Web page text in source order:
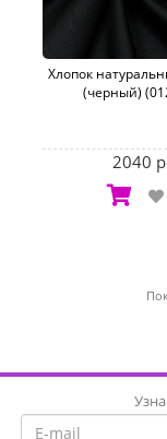
Хлопок
(черный)
2040